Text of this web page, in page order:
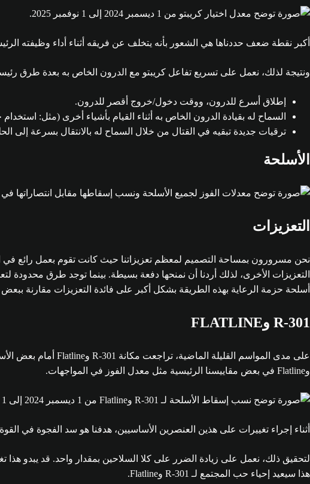
أكبر نقطة ضعف حددناها هي الشعور بأنه يتخلف عن فريقه أثناء أداء وظيفته
ونتيجة لذلك، نعمل على تسريع تفاعل كريبتو مع الدرون الخاص به بعدة طرق
إطلاق أسرع للدرون، ووقت دخول/خروج أقصر للدرون.
السماح له بقيادة الدرون الخاص به أثناء القيام بأشياء أخرى (مثل: استخدام
ترقيات جديدة تبقيه في القتال من خلال السماح له بالانتقال بسرعة
الأسلحة
التعزيزات
نحن مسرورون بمساحة التصميم لمعظم تعزيزاتنا حيث كانت تقوم بعمل رائع
أسلحة حزمة الرعاية بهذه الطريقة بشكل أكبر على فائدة التعزيزات مقارنة ببعض
R-301 وFLATLINE
وFlatline في بعض مقاييسنا الرئيسية مثل معدل الفوز في المواجهات.
أثناء إجراء تغييرات على هذين العنصرين الأساسيين، هدفنا هو سد الفجوة في القوة
لتحقيق ذلك، نعمل على زيادة الضرر على كلا السلاحين بمقدار واحد. قد يبدو
هذا سيعيد إحياء حب المجتمع لـ R-301 وFlatline.